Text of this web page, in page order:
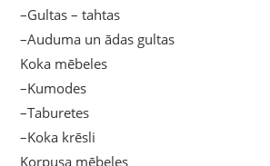
–Gultas – tahtas
–Auduma un ādas gultas
Koka mēbeles
–Kumodes
–Taburetes
–Koka krēsli
Korpusa mēbeles